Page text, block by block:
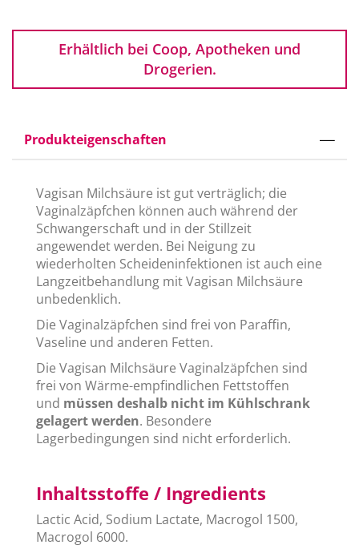
Erhältlich bei Coop, Apotheken und
Drogerien.
Produkteigenschaften
Vagisan Milchsäure ist gut verträglich; die
Vaginalzäpfchen können auch während der
Schwangerschaft und in der Stillzeit
angewendet werden. Bei Neigung zu
wiederholten Scheideninfektionen ist auch eine
Langzeitbehandlung mit Vagisan Milchsäure
unbedenklich.
Die Vaginalzäpfchen sind frei von Paraffin,
Vaseline und anderen Fetten.
Die Vagisan Milchsäure Vaginalzäpfchen sind
frei von Wärme-empfindlichen Fettstoffen
und müssen deshalb nicht im Kühlschrank
gelagert werden. Besondere
Lagerbedingungen sind nicht erforderlich.
Inhaltsstoffe / Ingredients
Lactic Acid, Sodium Lactate, Macrogol 1500,
Macrogol 6000.